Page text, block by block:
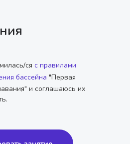
сяс правилами
бассейна "Первая
и соглашаюсь их